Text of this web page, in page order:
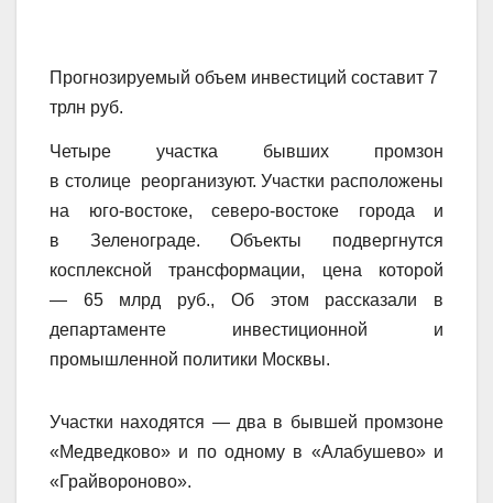
Прогнозируемый объем инвестиций составит 7
трлн руб.
Четыре участка бывших промзон
в столице реорганизуют. Участки расположены
на юго-востоке, северо-востоке города и
в Зеленограде. Объекты подвергнутся
косплексной трансформации, цена которой
— 65 млрд руб., Об этом рассказали в
департаменте инвестиционной и
промышленной политики Москвы.
Участки находятся — два в бывшей промзоне
«Медведково» и по одному в «Алабушево» и
«Грайвороново».